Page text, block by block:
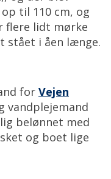
til 110 cm, og
flere lidt mørke
stået i åen længe.
for Vejen
vandplejemand
belønnet med
og boet lige